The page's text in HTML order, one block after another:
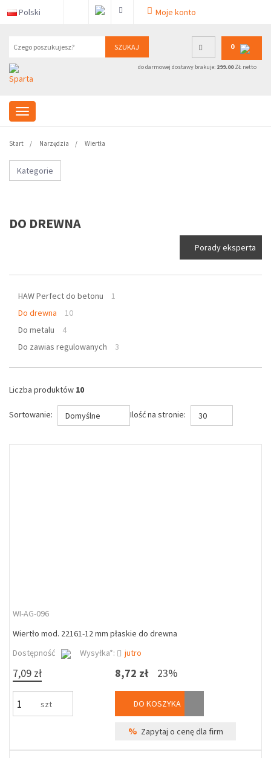
Polski Moje konto
SZUKAJ 0
do darmowej dostawy brakuje: 299.00ZŁ netto
Start Narzędzia Wiertła
Kategorie
DO DREWNA
Porady eksperta
HAW Perfect do betonu
1
Do drewna
10
Do metalu
4
Do zawias regulowanych
3
Liczba produktów 10
Sortowanie: Domyślne Ilość na stronie: 30
WI-AG-096
Wiertło mod. 22161-12 mm płaskie do drewna
Dostępność
Wysyłka*: jutro
7,09 zł
szt
8,72 zł 23%
DO KOSZYKA
% Zapytaj o cenę dla firm